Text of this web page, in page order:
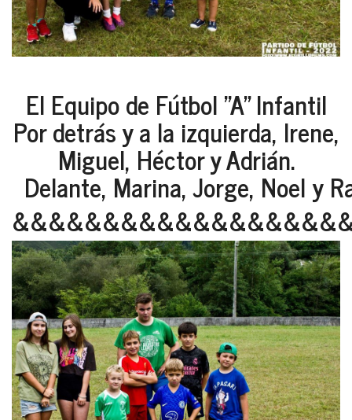
El Equipo de Fútbol "A" Infantil
Por detrás y a la izquierda, Irene,
Miguel, Héctor y Adrián.
Delante, Marina, Jorge, Noel y